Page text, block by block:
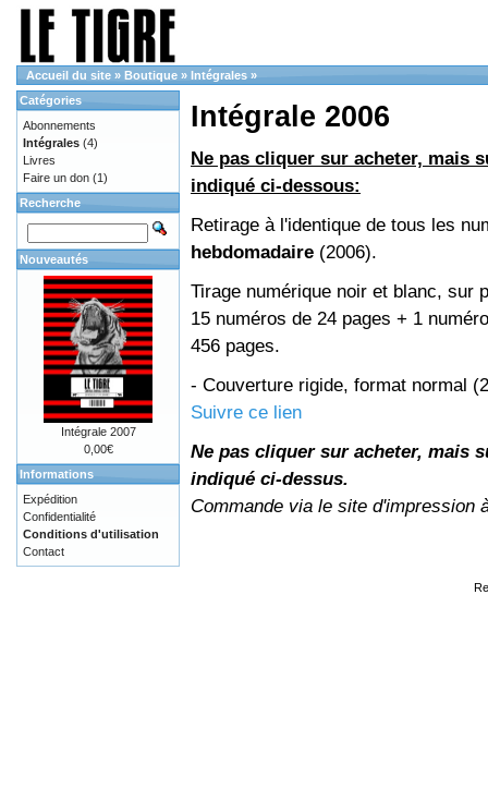
Accueil du site » Boutique » Intégrales »
Intégrale 2006
Ne pas cliquer sur acheter, mais
indiqué ci-dessous:
Retirage à l'identique de tous les
hebdomadaire (2006).
Tirage numérique noir et blanc, sur
15 numéros de 24 pages + 1
456 pages.
- Couverture rigide, format normal
Suivre ce lien
Ne pas cliquer sur acheter, mais
indiqué ci-dessus.
Commande via le site d'impression
Catégories
Abonnements
Intégrales (4)
Livres
Faire un don (1)
Recherche
Nouveautés
Intégrale 2007
0,00€
Informations
Expédition
Confidentialité
Conditions d'utilisation
Contact